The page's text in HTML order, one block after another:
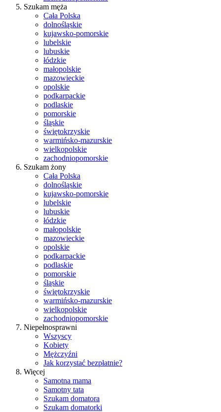
Szukam męża
Cała Polska
dolnośląskie
kujawsko-pomorskie
lubelskie
lubuskie
łódzkie
małopolskie
mazowieckie
opolskie
podkarpackie
podlaskie
pomorskie
śląskie
świętokrzyskie
warmińsko-mazurskie
wielkopolskie
zachodniopomorskie
Szukam żony
Cała Polska
dolnośląskie
kujawsko-pomorskie
lubelskie
lubuskie
łódzkie
małopolskie
mazowieckie
opolskie
podkarpackie
podlaskie
pomorskie
śląskie
świętokrzyskie
warmińsko-mazurskie
wielkopolskie
zachodniopomorskie
Niepełnosprawni
Wszyscy
Kobiety
Mężczyźni
Jak korzystać bezpłatnie?
Więcej
Samotna mama
Samotny tata
Szukam domatora
Szukam domatorki